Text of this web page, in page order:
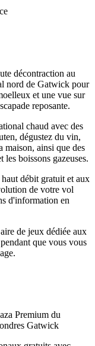
décontraction au
nord de Gatwick pour
et une vue sur
reposante.
chaud avec des
dégustez du vin,
maison, ainsi que des
les boissons gazeuses.
débit gratuit et aux
de votre vol
d'information en
de jeux dédiée aux
que vous vous
Premium du
Gatwick